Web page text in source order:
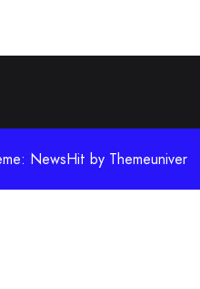
NewsHit by Themeuniver